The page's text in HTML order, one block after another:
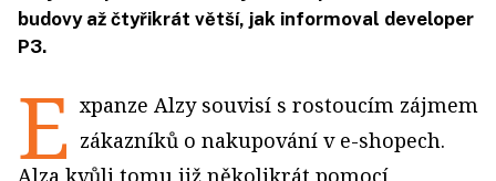
budovy až čtyřikrát větší, jak informoval developer
P3.
E xpanze Alzy souvisí s rostoucím zájmem
zákazníků o nakupování v e-shopech.
Alza kvůli tomu již několikrát pomocí